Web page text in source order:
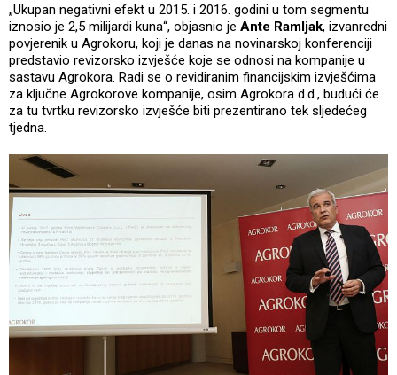
„Ukupan negativni efekt u 2015. i 2016. godini u tom segmentu
iznosio je 2,5 milijardi kuna“, objasnio je Ante Ramljak, izvanredni
povjerenik u Agrokoru, koji je danas na novinarskoj konferenciji
predstavio revizorsko izvješće koje se odnosi na kompanije u
sastavu Agrokora. Radi se o revidiranim financijskim izvješćima
za ključne Agrokorove kompanije, osim Agrokora d.d., budući će
za tu tvrtku revizorsko izvješće biti prezentirano tek sljedećeg
tjedna.